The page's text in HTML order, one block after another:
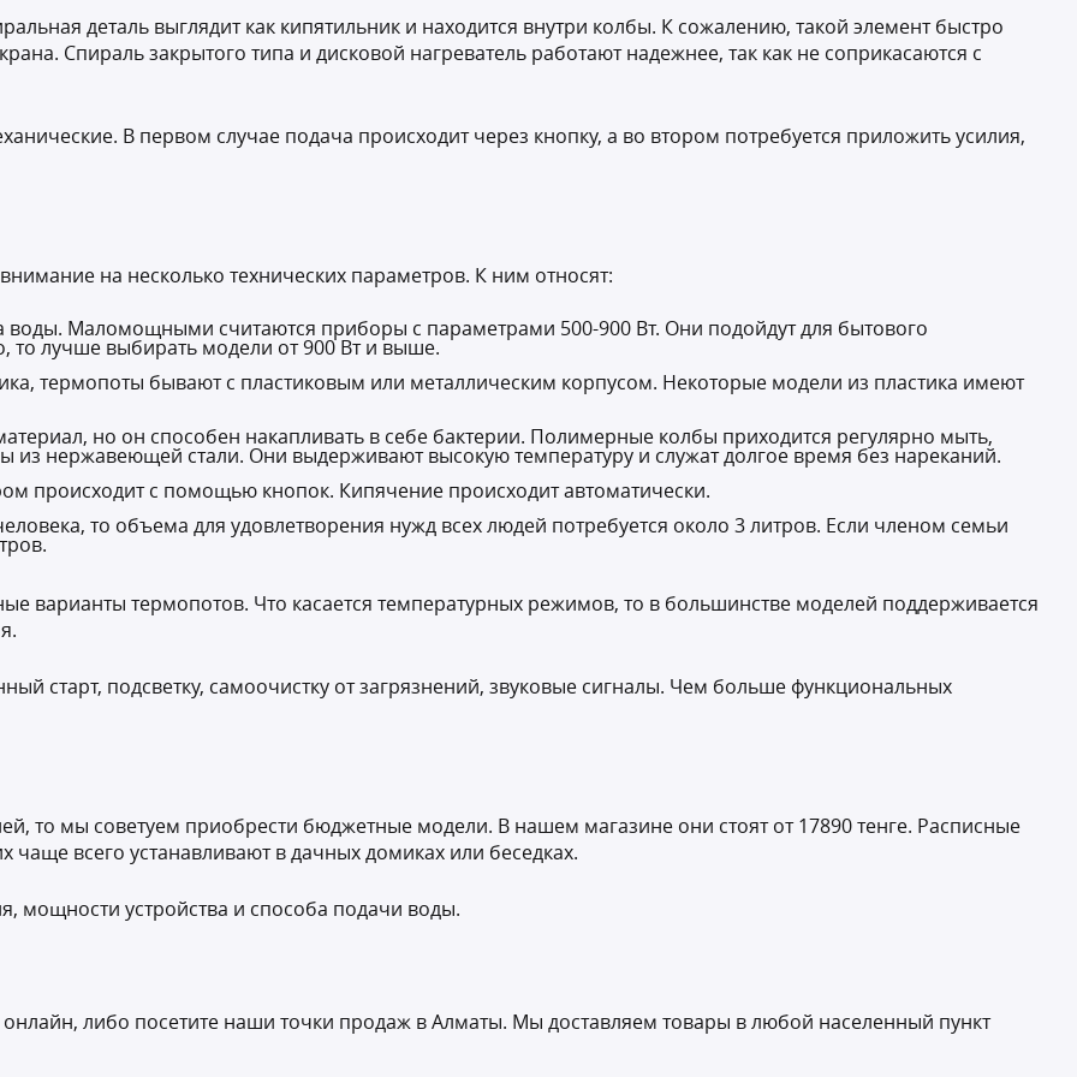
деталь выглядит как кипятильник и находится внутри колбы. К сожалению, такой элемент быстро
Спираль закрытого типа и дисковой нагреватель работают надежнее, так как не соприкасаются с
В первом случае подача происходит через кнопку, а во втором потребуется приложить усилия,
на несколько технических параметров. К ним относят:
воды. Маломощными считаются приборы с параметрами 500-900 Вт. Они подойдут для бытового
то лучше выбирать модели от 900 Вт и выше.
термопоты бывают с пластиковым или металлическим корпусом. Некоторые модели из пластика имеют
но он способен накапливать в себе бактерии. Полимерные колбы приходится регулярно мыть,
из нержавеющей стали. Они выдерживают высокую температуру и служат долгое время без нареканий.
происходит с помощью кнопок. Кипячение происходит автоматически.
то объема для удовлетворения нужд всех людей потребуется около 3 литров. Если членом семьи
варианты термопотов. Что касается температурных режимов, то в большинстве моделей поддерживается
старт, подсветку, самоочистку от загрязнений, звуковые сигналы. Чем больше функциональных
то мы советуем приобрести бюджетные модели. В нашем магазине они стоят от 17890 тенге. Расписные
всего устанавливают в дачных домиках или беседках.
мощности устройства и способа подачи воды.
либо посетите наши точки продаж в Алматы. Мы доставляем товары в любой населенный пункт